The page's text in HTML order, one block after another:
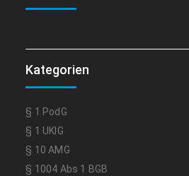
Kategorien
§ 1 PodG
§ 1 UKlG
§ 10 AMG
§ 1004 Abs 1 BGB